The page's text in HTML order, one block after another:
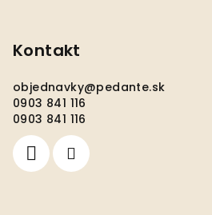
Kontakt
objednavky@pedante.sk
0903 841 116
0903 841 116